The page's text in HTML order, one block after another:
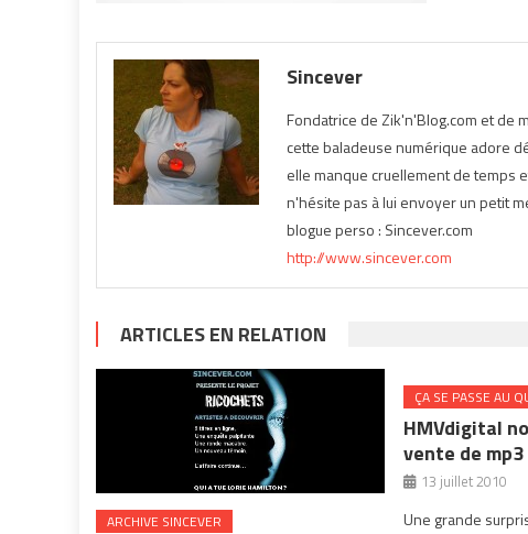
Sincever
Fondatrice de Zik'n'Blog.com et de
cette baladeuse numérique adore
elle manque cruellement de temps
n'hésite pas à lui envoyer un petit
blogue perso : Sincever.com
http://www.sincever.com
ARTICLES EN RELATION
ARCHIVE SINCEVER
ÇA SE PASSE AU
HMVdigital
vente de mp3
13 juillet 2010
Une grande